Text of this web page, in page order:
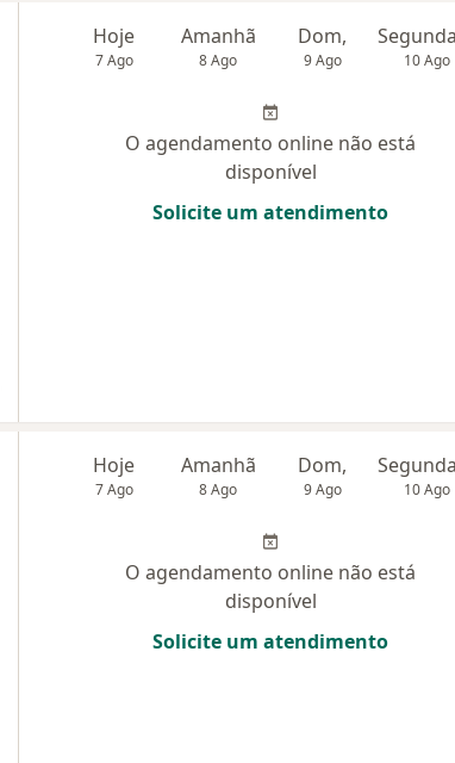
Hoje
7 Ago
Amanhã
8 Ago
Dom,
9 Ago 10 Ago
O agendamento online não está
disponível
Solicite um atendimento
Hoje
7 Ago
Amanhã
8 Ago
Dom,
9 Ago 10 Ago
O agendamento online não está
disponível
Solicite um atendimento